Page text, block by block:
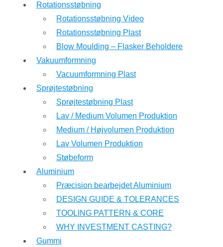
Rotationsstøbning
Rotationsstøbning Video
Rotationsstøbning Plast
Blow Moulding – Flasker Beholdere
Vakuumformning
Vacuumformning Plast
Sprøjtestøbning
Sprøjtestøbning Plast
Lav / Medium Volumen Produktion
Medium / Højvolumen Produktion
Lav Volumen Produktion
Støbeform
Aluminium
Præcision bearbejdet Aluminium
DESIGN GUIDE & TOLERANCES
TOOLING PATTERN & CORE
WHY INVESTMENT CASTING?
Gummi